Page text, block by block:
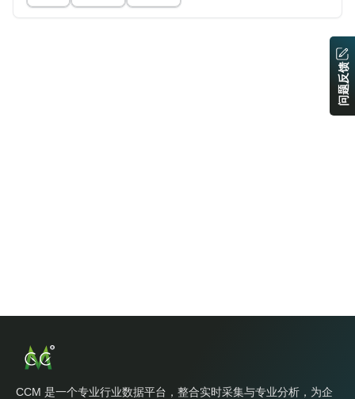
CCM 是一个专业行业数据平台，整合实时采集与专业分析，为企
问题反馈